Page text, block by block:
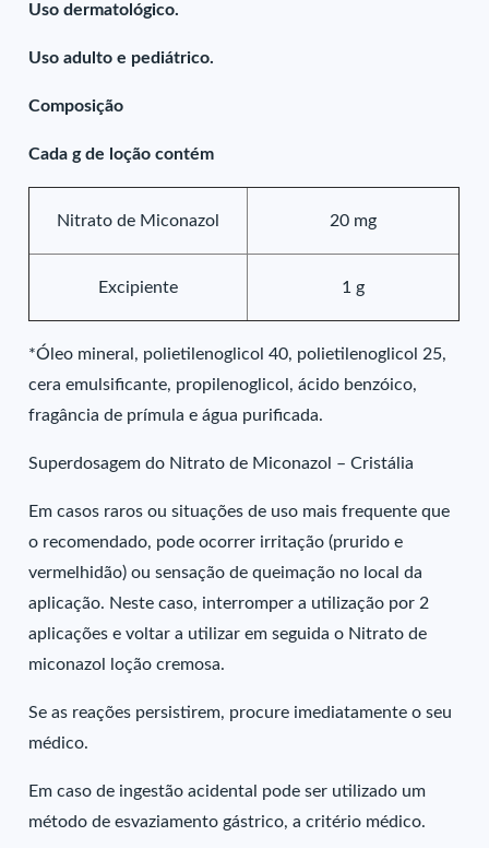
Uso dermatológico.
Uso adulto e pediátrico.
Composição
Cada g de loção contém
Nitrato de Miconazol 20 mg
Excipiente 1 g
*Óleo mineral, polietilenoglicol 40, polietilenoglicol 25,
cera emulsificante, propilenoglicol, ácido benzóico,
fragância de prímula e água purificada.
Superdosagem do Nitrato de Miconazol – Cristália
Em casos raros ou situações de uso mais frequente que
o recomendado, pode ocorrer irritação (prurido e
vermelhidão) ou sensação de queimação no local da
aplicação. Neste caso, interromper a utilização por 2
aplicações e voltar a utilizar em seguida o Nitrato de
miconazol loção cremosa.
Se as reações persistirem, procure imediatamente o seu
médico.
Em caso de ingestão acidental pode ser utilizado um
método de esvaziamento gástrico, a critério médico.